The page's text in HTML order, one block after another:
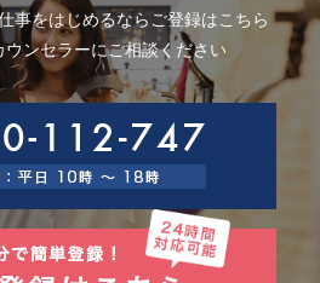
事をはじめるならご登録はこちら
ンセラーにご相談ください